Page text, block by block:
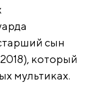
сын
который
мультиках.